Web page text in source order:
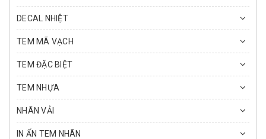
DECAL NHIỆT
TEM MÃ VẠCH
TEM ĐẶC BIỆT
TEM NHỰA
NHÃN VẢI
IN ẤN TEM NHÃN